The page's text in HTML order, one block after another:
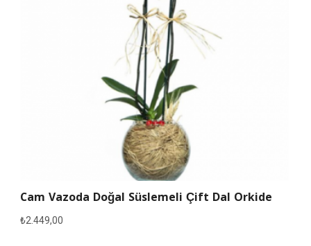
Cam Vazoda Doğal Süslemeli Çift Dal Orkide
₺2.449,00